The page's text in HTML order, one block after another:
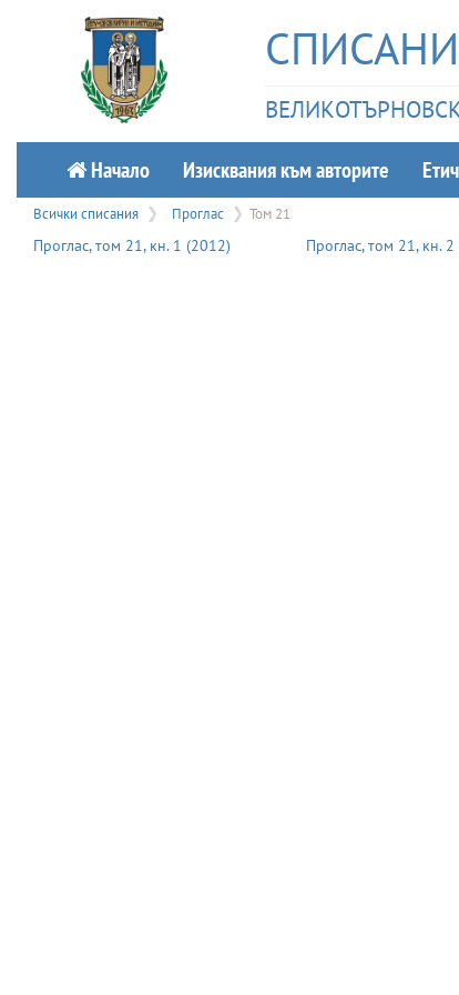
Начало Изисквания към авторите
Всички списания Проглас Том 21
Проглас, том 21, кн. 1 (2012) Проглас, том 21, кн. 2